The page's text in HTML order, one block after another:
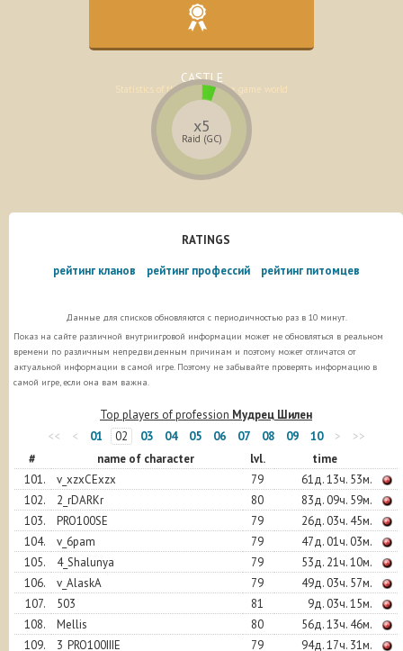
Assistance in the development of the
character
CASTLE
Statistics of the lands of the game world
x5
Raid (GC)
RATINGS
рейтинг кланов
рейтинг профессий рейтинг питомцев
Данные для списков обновляются с периодичностью раз в 10 минут.
Показ на сайте различной внутриигровой информации может не обновляться в реальном
времени по различным непредвиденным причинам и поэтому может отличатся от
актуальной информации в самой игре. Поэтому не забывайте проверять информацию в
самой игре, если она вам важна.
Top players of profession Мудрец Шилен
<<
< 01 02 03 04 05 06 07 08 09 10 >
>>
#
name of character lvl.
time
101.
v_xzxCExzx 79
61д. 13ч. 53м.
102.
2_rDARKr 80
83д. 09ч. 59м.
103.
PRO100SE 79
26д. 03ч. 45м.
104.
v_6pam 79
47д. 01ч. 03м.
105.
4_Shalunya 79
53д. 21ч. 10м.
106.
v_AlaskA 79
49д. 03ч. 57м.
107.
503 81
9д. 03ч. 15м.
108.
Mellis 80
56д. 13ч. 46м.
109.
3_PRO100IIIE 79
94д. 17ч. 31м.